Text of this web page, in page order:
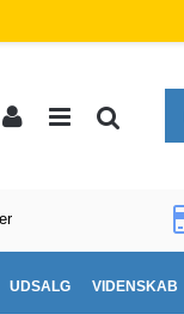
UDSALG VIDENSKAB